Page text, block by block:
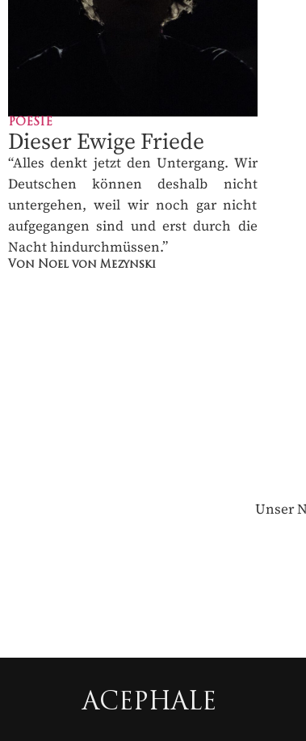
POESIE
Dieser Ewige Friede
“Alles denkt jetzt den Untergang. Wir
Deutschen können deshalb nicht
untergehen, weil wir noch gar nicht
aufgegangen sind und erst durch die
Nacht hindurchmüssen.”
Von Noel von Mezynski
Unser
ACEPHALE